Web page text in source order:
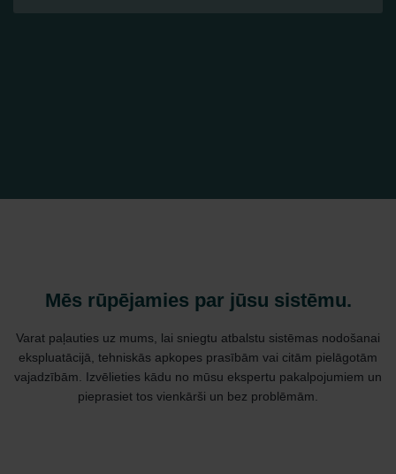
Mēs rūpējamies par jūsu sistēmu.
Varat paļauties uz mums, lai sniegtu atbalstu sistēmas nodošanai
ekspluatācijā, tehniskās apkopes prasībām vai citām pielāgotām
vajadzībām. Izvēlieties kādu no mūsu ekspertu pakalpojumiem un
pieprasiet tos vienkārši un bez problēmām.